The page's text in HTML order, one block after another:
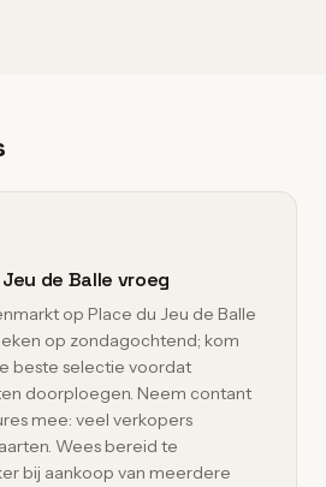
de Balle vroeg
op Place du Jeu de Balle
op zondagochtend; kom
beste selectie voordat
doorploegen. Neem contant
mee: veel verkopers
Wees bereid te
bij aankoop van meerdere